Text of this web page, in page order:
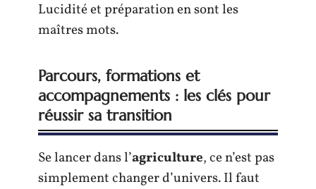
Lucidité et préparation en sont les
maîtres mots.
Parcours, formations et
accompagnements : les clés pour
réussir sa transition
Se lancer dans l’agriculture, ce n’est pas
simplement changer d’univers. Il faut